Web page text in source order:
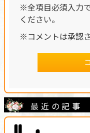
※全項目必須入力
ください。
※コメントは承認
最近の記事